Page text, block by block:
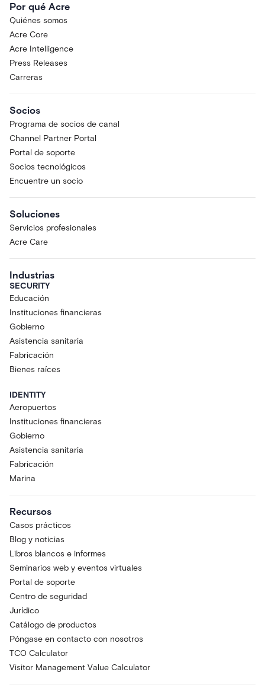
Por qué Acre
Quiénes somos
Acre Core
Acre Intelligence
Press Releases
Carreras
Socios
Programa de socios de canal
Channel Partner Portal
Portal de soporte
Socios tecnológicos
Encuentre un socio
Soluciones
Servicios profesionales
Acre Care
Industrias
SECURITY
Educación
Instituciones financieras
Gobierno
Asistencia sanitaria
Fabricación
Bienes raíces
IDENTITY
Aeropuertos
Instituciones financieras
Gobierno
Asistencia sanitaria
Fabricación
Marina
Recursos
Casos prácticos
Blog y noticias
Libros blancos e informes
Seminarios web y eventos virtuales
Portal de soporte
Centro de seguridad
Jurídico
Catálogo de productos
Póngase en contacto con nosotros
TCO Calculator
Visitor Management Value Calculator